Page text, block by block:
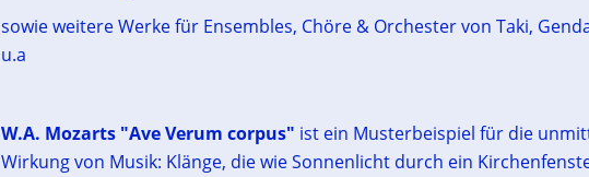
sowie weitere Werke für Ensembles, Chöre & Orchester von Taki,
u.a
W.A. Mozarts "Ave Verum corpus" ist ein Musterbeispiel für die
Wirkung von Musik: Klänge, die wie Sonnenlicht durch ein